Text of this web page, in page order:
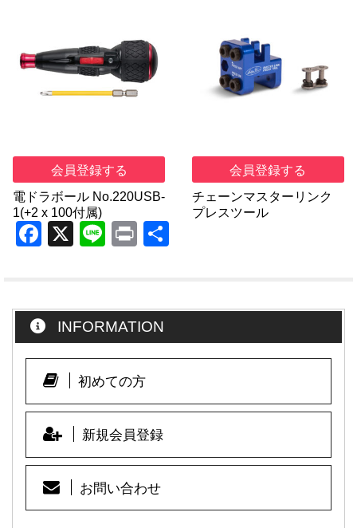
会員登録する
電ドラボール No.220USB-
1(+2 x 100付属)
会員登録する
チェーンマスターリンク
プレスツール
F
e
b
o
o
k
X
Li
Pr
INFORMATION
初めての方
新規会員登録
お問い合わせ